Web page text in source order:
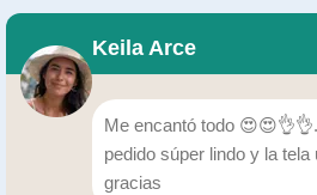
Keila Arce
Me encantó todo
pedido súper lindo y la
gracias